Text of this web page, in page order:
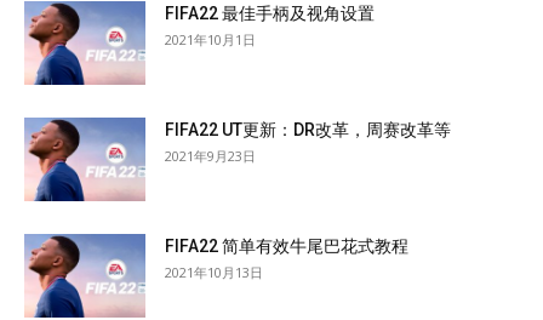
FIFA22 最佳手柄及视角设置
2021年10月1日
FIFA22 UT更新：DR改革，周赛改革等
2021年9月23日
FIFA22 简单有效牛尾巴花式教程
2021年10月13日